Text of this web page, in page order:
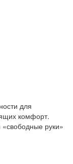
для
комфорт.
руки»